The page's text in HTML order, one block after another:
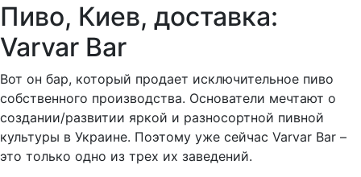
Пиво, Киев, доставка:
Varvar Bar
Вот он бар, который продает исключительное пиво
собственного производства. Основатели мечтают о
создании/развитии яркой и разносортной пивной
культуры в Украине. Поэтому уже сейчас Varvar Bar –
это только одно из трех их заведений.